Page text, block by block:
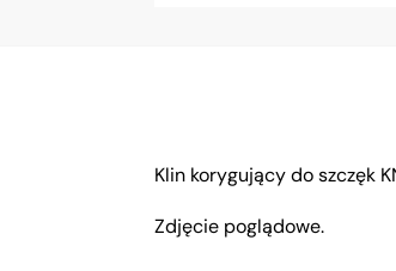
Klin korygujący do szczęk
Zdjęcie poglądowe.